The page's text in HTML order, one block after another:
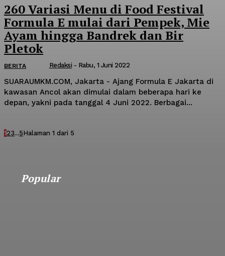
260 Variasi Menu di Food Festival
Formula E mulai dari Pempek, Mie
Ayam hingga Bandrek dan Bir
Pletok
BERITA Redaksi - Rabu, 1 Juni 2022
SUARAUMKM.COM, Jakarta - Ajang Formula E Jakarta di
kawasan Ancol akan dimulai dalam beberapa hari ke
depan, yakni pada tanggal 4 Juni 2022. Berbagai...
123...5Halaman 1 dari 5
Popular